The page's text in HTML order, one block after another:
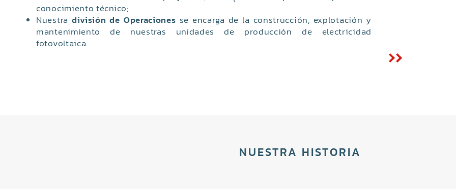
conocimiento técnico;
Nuestra división de Operaciones se encarga de la construcción, explotación y
mantenimiento de nuestras unidades de producción de electricidad
fotovoltaica.
NUESTRA HISTORIA